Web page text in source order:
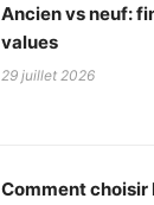
Ancien vs neuf:
values
29 juillet 2026
Comment choisir